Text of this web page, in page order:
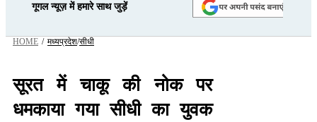
गूगल न्यूज़ में हमारे साथ जुड़ें
HOME / मध्यप्रदेश/सीधी
सूरत में चाकू की नोक पर
धमकाया गया सीधी का युवक